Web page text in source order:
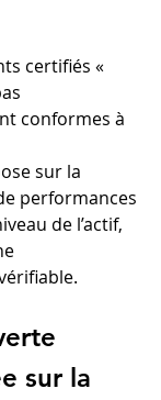
certifiés «
conformes à
sur la
performances
de l’actif,
sur la